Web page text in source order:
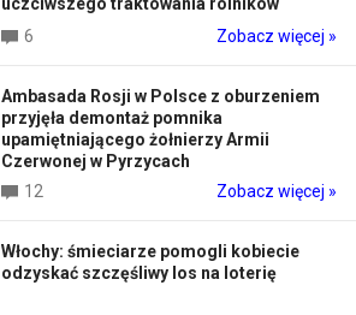
6
Zobacz więcej »
Ambasada Rosji w Polsce z oburzeniem
przyjęła demontaż pomnika
upamiętniającego żołnierzy Armii
Czerwonej w Pyrzycach
12
Zobacz więcej »
Włochy: śmieciarze pomogli kobiecie
odzyskać szczęśliwy los na loterię